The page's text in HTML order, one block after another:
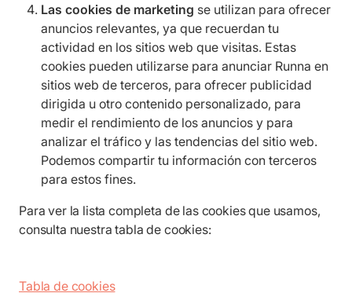
Las cookies de marketing se utilizan para ofrecer
anuncios relevantes, ya que recuerdan tu
actividad en los sitios web que visitas. Estas
cookies pueden utilizarse para anunciar Runna en
sitios web de terceros, para ofrecer publicidad
dirigida u otro contenido personalizado, para
medir el rendimiento de los anuncios y para
analizar el tráfico y las tendencias del sitio web.
Podemos compartir tu información con terceros
para estos fines.
Para ver la lista completa de las cookies que usamos,
consulta nuestra tabla de cookies:
Tabla de cookies